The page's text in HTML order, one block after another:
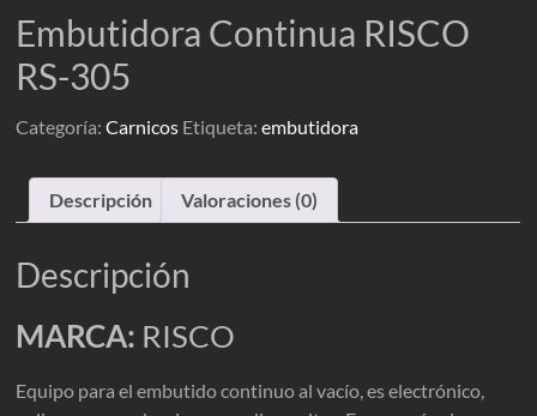
Embutidora Continua RISCO
RS-305
Categoría:Carnicos Etiqueta:embutidora
Descripción Valoraciones (0)
Descripción
MARCA: RISCO
Equipo para el embutido continuo al vacío, es electrónico,